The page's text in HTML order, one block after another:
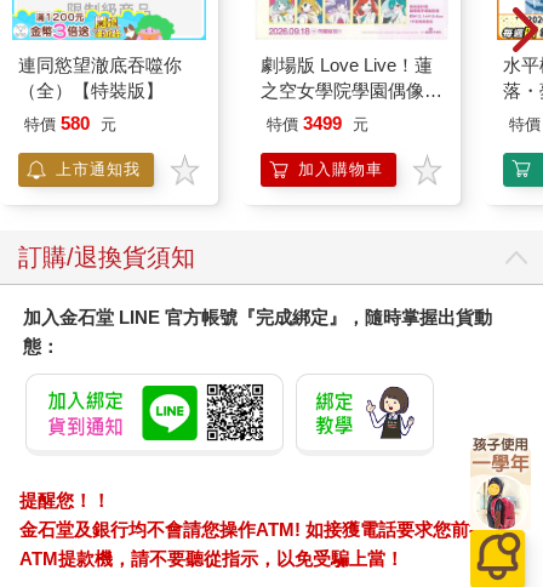
腿走十二公里回到草山，又走四公里回到這裡。我從來沒有像今
天這樣，覺得這條山路竟然這麼遠！」
「總督府的高塔還屹立著，沒有倒喔！」
「塔還在？簡直難以置信！」
叨唸著：「我家在台北車站後面，炸彈掉在那裡了。我媽媽一個
人住在那裡，我要回去看看。我去申請臨時外宿。」然後朝著中
「那傢伙說炸彈打到他家了。距離這裡直線距離也有十公里，朦
朦朧朧的又看不清楚，他怎麼知道哪一間房子是他家？」
「嗯，這大概是亨利．柏格森❹所說的『直覺認識』啦！」
「什麼啊，哲學嗎？」
中隊本部大概也被他的氣勢震懾到，中隊長准許他外宿。他立刻
下山，當晚沒有回營。我這才體認到臨時外宿有多麼難申請，同
時也想起了那個「准尉的任務」。
翌日，山上學徒兵回到山上時看似已放下心事。他住在後車站，
是四戶人家相連的大雜院，左右兩邊的鄰居家都毀於炸彈碎片，
只有他家沒事，他的母親蹲在衣櫃旁躲過了一劫。眾人都覺得佩
服：
「炸彈真的幾乎打到他家了呢！」
連同慾望澈底吞噬你
（全）【特裝版】
特價 580 元
上市通知我
劇場版 Love Live！蓮
之空女學院學園偶像俱
樂部 Bloom Garden
組
特價 3499 元
加入購物車
水
落
特價
訂購/退換貨須知
加入金石堂 LINE 官方帳號『完成綁定』，隨時掌握出貨動
態：
提醒您！！
金石堂及銀行均不會請您操作ATM! 如接獲電話要求您前往
ATM提款機，請不要聽從指示，以免受騙上當！